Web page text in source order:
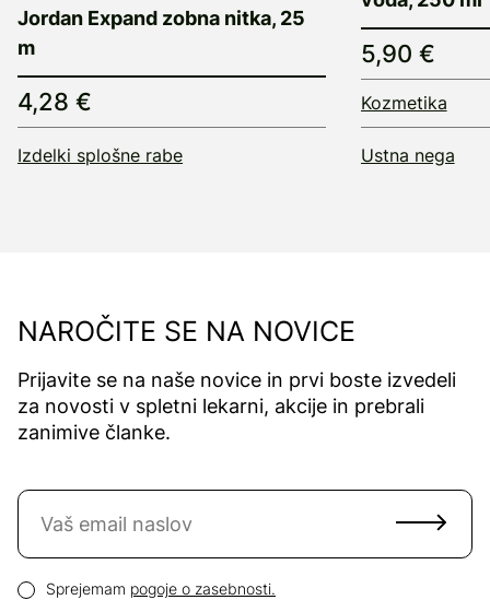
Jordan Expand zobna nitka, 25
m
4,28 €
Izdelki splošne rabe
5,90 €
Kozmetika
Ustna nega
NAROČITE SE NA NOVICE
Prijavite se na naše novice in prvi boste izvedeli
za novosti v spletni lekarni, akcije in prebrali
zanimive članke.
Naročite se na novice
Pogoji zasebnosti
Sprejemam pogoje o zasebnosti.